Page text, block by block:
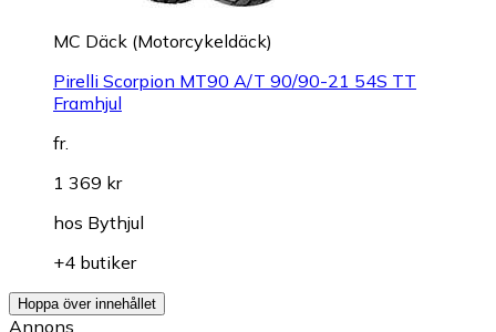
MC Däck (Motorcykeldäck)
Pirelli Scorpion MT90 A/T 90/90-21 54S TT
Framhjul
fr.
1 369 kr
hos Bythjul
+4 butiker
Hoppa över innehållet
Annons